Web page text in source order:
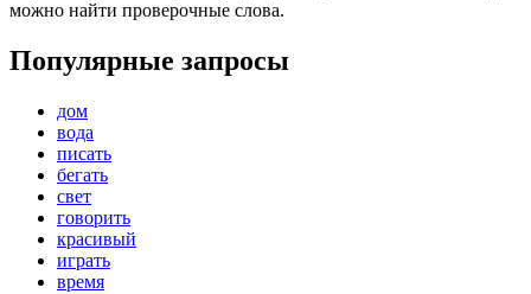
можно найти проверочные слова.
Популярные запросы
дом
вода
писать
бегать
свет
говорить
красивый
играть
время